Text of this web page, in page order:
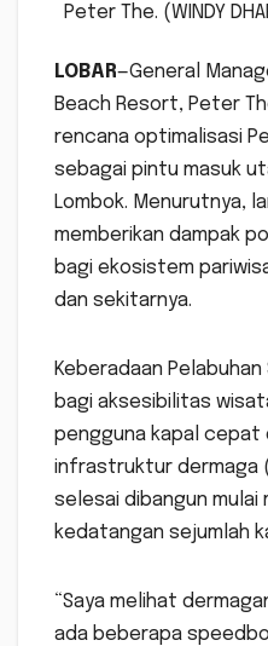
Peter The. (WINDY
LOBAR—General
Beach Resort, Peter
rencana optimalisasi
sebagai pintu masuk
Lombok. Menurutnya,
memberikan dampak
bagi ekosistem
dan sekitarnya.
Keberadaan
bagi aksesibilitas
pengguna kapal cepat
infrastruktur dermaga
selesai dibangun mulai
kedatangan sejumlah
“Saya melihat
ada beberapa